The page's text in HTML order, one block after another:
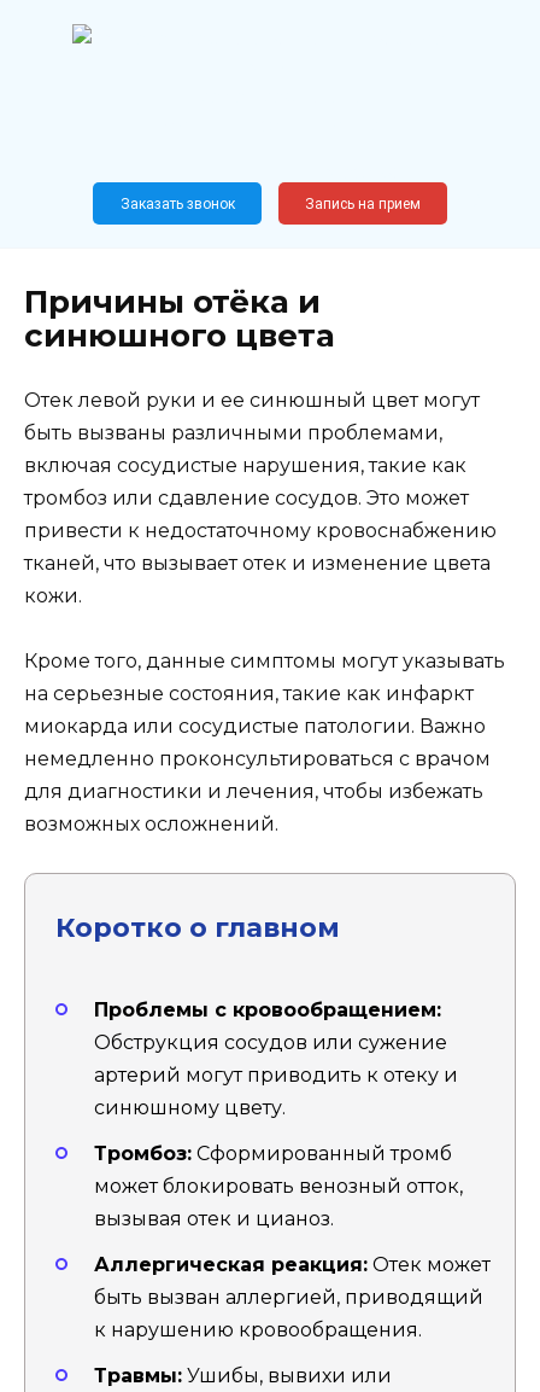
Новослободская, 62, к12
Заказать звонок Запись на прием
Причины отёка и
синюшного цвета
Отек левой руки и ее синюшный цвет могут
быть вызваны различными проблемами,
включая сосудистые нарушения, такие как
тромбоз или сдавление сосудов. Это может
привести к недостаточному кровоснабжению
тканей, что вызывает отек и изменение цвета
кожи.
Кроме того, данные симптомы могут указывать
на серьезные состояния, такие как инфаркт
миокарда или сосудистые патологии. Важно
немедленно проконсультироваться с врачом
для диагностики и лечения, чтобы избежать
возможных осложнений.
Коротко о главном
Проблемы с кровообращением:
Обструкция сосудов или сужение
артерий могут приводить к отеку и
синюшному цвету.
Тромбоз: Сформированный тромб
может блокировать венозный отток,
вызывая отек и цианоз.
Аллергическая реакция: Отек может
быть вызван аллергией, приводящий
к нарушению кровообращения.
Травмы: Ушибы, вывихи или